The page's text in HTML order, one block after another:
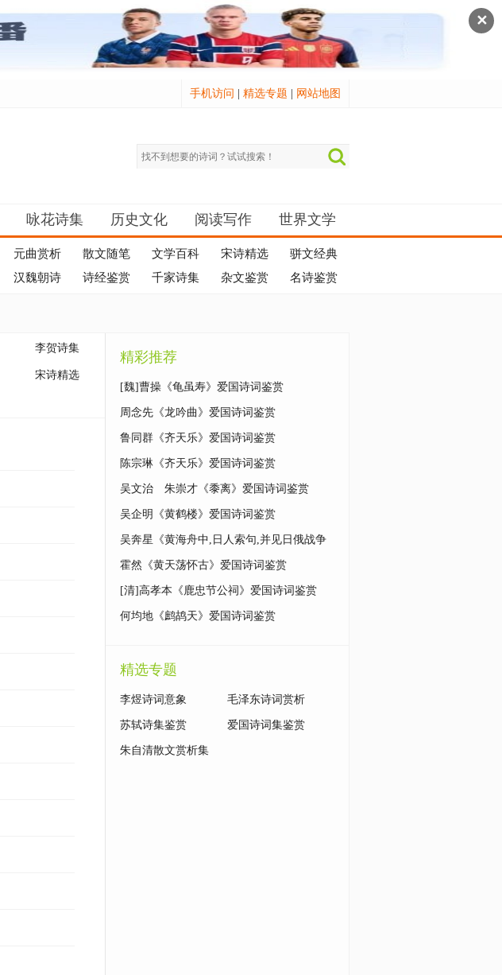
✕
手机访问 精选专题 网站地图
咏花诗集 历史文化 阅读写作 世界文学
元曲赏析 散文随笔 文学百科 宋诗精选
骈文经典
汉魏朝诗 诗经鉴赏 千家诗集 杂文鉴赏 名诗鉴赏
李贺诗集
宋诗精选
精彩推荐
[魏]曹操《龟虽寿》爱国诗词鉴赏
周念先《龙吟曲》爱国诗词鉴赏
鲁同群《齐天乐》爱国诗词鉴赏
陈宗琳《齐天乐》爱国诗词鉴赏
吴文治 朱崇才《黍离》爱国诗词鉴赏
吴企明《黄鹤楼》爱国诗词鉴赏
吴奔星《黄海舟中,日人索句,并见日俄战争
地图》爱国诗词鉴赏
霍然《黄天荡怀古》爱国诗词鉴赏
[清]高孝本《鹿忠节公祠》爱国诗词鉴赏
何均地《鹧鸪天》爱国诗词鉴赏
精选专题
李煜诗词意象 毛泽东诗词赏析
苏轼诗集鉴赏 爱国诗词集鉴赏
朱自清散文赏析集